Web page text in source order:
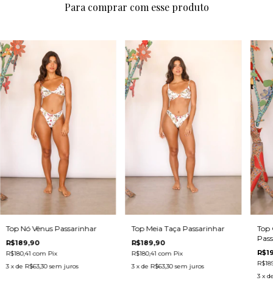
Para comprar com esse produto
Top Nó Vênus Passarinhar
R$189,90
R$180,41com Pix
3 x de R$63,30 sem juros
Top Meia Taça Passarinhar
R$189,90
R$180,41com Pix
3 x de R$63,30 sem juros
Top
3 x